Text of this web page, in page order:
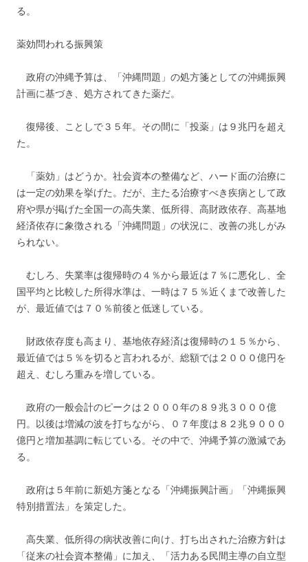
る。
薬効問われる振興策
政府の沖縄予算は、「沖縄問題」の処方箋としての沖縄振興
計画に基づき、処方されてきた薬だ。
復帰後、ことしで３５年。その間に「投薬」は９兆円を超え
た。
「薬効」はどうか。社会資本の整備など、ハード面の治療に
は一定の効果を挙げた。だが、主たる治療すべき疾病として政
府や県が掲げた全国一の高失業、低所得、高財政依存、高基地
経済依存に象徴される「沖縄問題」の状況に、改善の兆しがみ
られない。
むしろ、失業率は復帰時の４％から最近は７％に悪化し、全
国平均と比較した所得水準は、一時は７５％近くまで改善した
が、最近値では７０％前後と低迷している。
財政依存度も高まり、基地依存経済は復帰時の１５％から、
最近値では５％を切ると言われるが、総額では２０００億円を
超え、むしろ重みを増している。
政府の一般会計のピークは２０００年の８９兆３０００億
円。以後は増減の波を打ちながら、０７年度は８２兆９０００
億円と増加基調に転じている。その中で、沖縄予算の激減であ
る。
政府は５年前に新処方箋となる「沖縄振興計画」「沖縄振興
特別措置法」を策定した。
高失業、低所得の病状改善に向け、打ち出された治療方針は
「従来の社会資本整備」に加え、「活力ある民間主導の自立型